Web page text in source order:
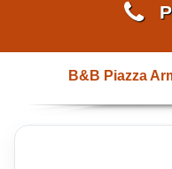
B&B Piazza